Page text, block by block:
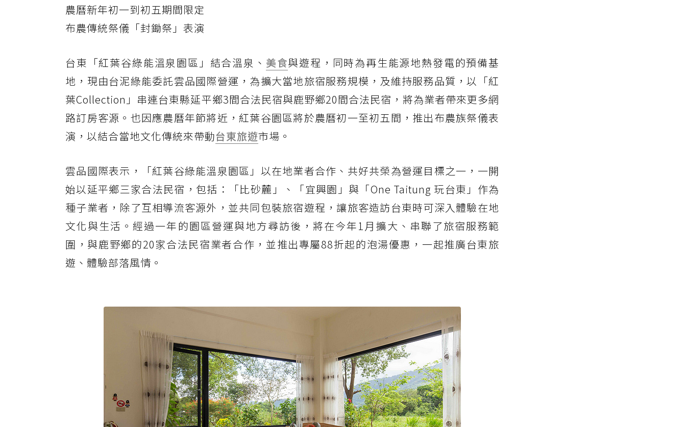
農曆新年初一到初五期間限定
布農傳統祭儀「封鋤祭」表演
台東「紅葉谷綠能溫泉園區」結合溫泉、 美食與遊程，同時為再生能源地熱發電的預備基
地，現由台泥綠能委託雲品國際營運，為擴大當地旅宿服務規模，及維持服務品質，以「紅
葉Collection」串連台東縣延平鄉3間合法民宿與鹿野鄉20間合法民宿，將為業者帶來更多網
路訂房客源。也因應農曆年節將近，紅葉谷園區將於農曆初一至初五間，推出布農族祭儀表
演，以結合當地文化傳統來帶動台東旅遊市場。
雲品國際表示，「紅葉谷綠能溫泉園區」以在地業者合作、共好共榮為營運目標之一，一開
始以延平鄉三家合法民宿，包括：「比砂麓」、「宜興園」與「One Taitung 玩台東」作為
種子業者，除了互相導流客源外，並共同包裝旅宿遊程，讓旅客造訪台東時可深入體驗在地
文化與生活。經過一年的園區營運與地方尋訪後，將在今年1月擴大、串聯了旅宿服務範
圍，與鹿野鄉的20家合法民宿業者合作，並推出專屬88折起的泡湯優惠，一起推廣台東旅
遊、體驗部落風情。